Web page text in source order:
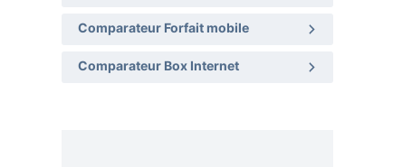
Comparateur Forfait mobile
Comparateur Box Internet